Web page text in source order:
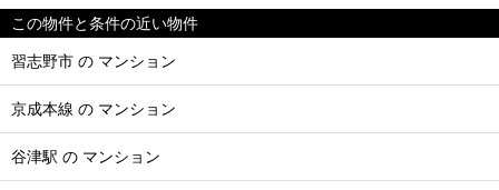
この物件と条件の近い物件
習志野市 の マンション
京成本線 の マンション
谷津駅 の マンション